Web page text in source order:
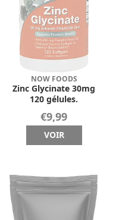
NOW FOODS
Zinc Glycinate 30mg
120 gélules.
€9,99
VOIR